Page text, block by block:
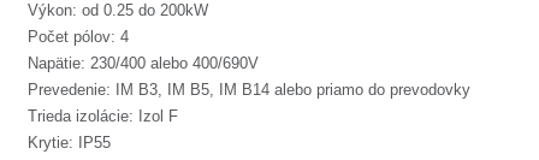
Výkon: od 0.25 do 200kW
Počet pólov: 4
Napätie: 230/400 alebo 400/690V
Prevedenie: IM B3, IM B5, IM B14 alebo priamo do prevodovky
Trieda izolácie: Izol F
Krytie: IP55